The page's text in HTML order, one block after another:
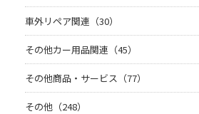
車外リペア関連（30）
その他カー用品関連（45）
その他商品・サービス（77）
その他（248）